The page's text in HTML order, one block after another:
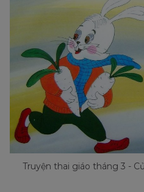
Truyện thai giáo tháng 3 -